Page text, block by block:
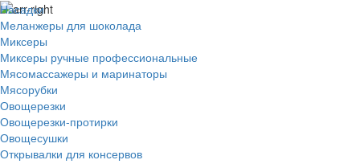
Насадки
Меланжеры для шоколада
Миксеры
Миксеры ручные профессиональные
Мясомассажеры и маринаторы
Мясорубки
Овощерезки
Овощерезки-протирки
Овощесушки
Открывалки для консервов